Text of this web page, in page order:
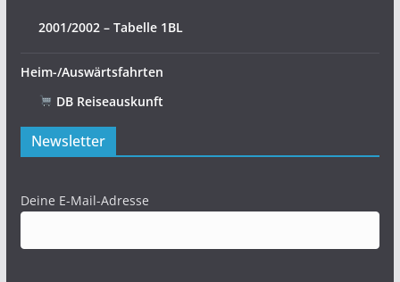
2001/2002 – Tabelle 1BL
Heim-/Auswärtsfahrten
DB Reiseauskunft
Newsletter
Deine E-Mail-Adresse